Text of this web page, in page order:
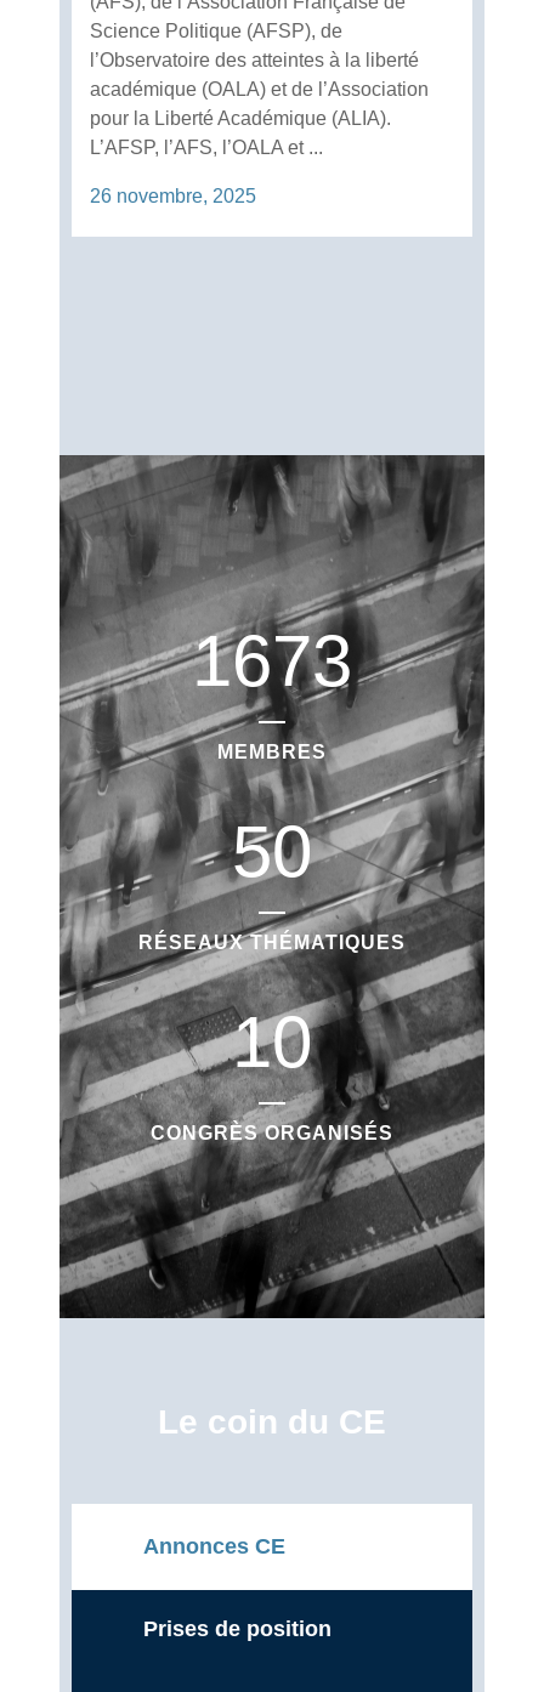
Science Politique (AFSP), de
l’Observatoire des atteintes à la liberté
académique (OALA) et de l’Association
pour la Liberté Académique (ALIA).
L’AFSP, l’AFS, l’OALA et ...
26 novembre, 2025
1673
MEMBRES
50
RÉSEAUX THÉMATIQUES
10
CONGRÈS ORGANISÉS
Le coin du CE
Annonces CE
Prises de position